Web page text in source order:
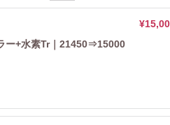
ー+水素Tr｜21450⇒15000